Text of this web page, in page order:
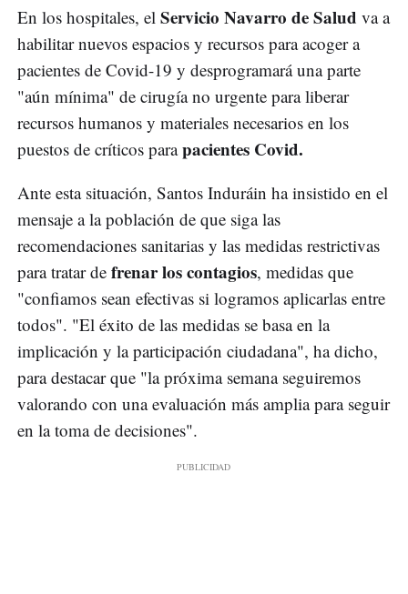
En los hospitales, el Servicio Navarro de Salud va a
habilitar nuevos espacios y recursos para acoger a
pacientes de Covid-19 y desprogramará una parte
"aún mínima" de cirugía no urgente para liberar
recursos humanos y materiales necesarios en los
puestos de críticos parapacientes Covid.
Ante esta situación, Santos Induráin ha insistido en el
mensaje a la población de que siga las
recomendaciones sanitarias y las medidas restrictivas
para tratar de frenar los contagios, medidas que
"confiamos sean efectivas si logramos aplicarlas entre
todos". "El éxito de las medidas se basa en la
implicación y la participación ciudadana", ha dicho,
para destacar que "la próxima semana seguiremos
valorando con una evaluación más amplia para seguir
en la toma de decisiones".